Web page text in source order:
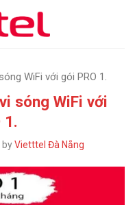
WiFi với gói PRO 1.
sóng WiFi với
1.
byVietttel Đà Nẵng